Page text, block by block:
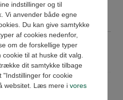
Vinkel univ. indv.gev. 1/8"
Vinkel univ. indv.gev. 1/4"
indstillinger og til
Vi anvender både egne
Du kan give samtykke
af cookies nedenfor,
om de forskellige typer
til at huske dit valg.
dit samtykke tilbage
"Indstillinger for cookie
websitet. Læs mere i vores